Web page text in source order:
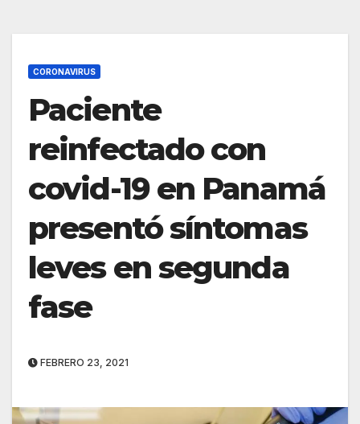
CORONAVIRUS
Paciente
reinfectado con
covid-19 en Panamá
presentó síntomas
leves en segunda
fase
FEBRERO 23, 2021